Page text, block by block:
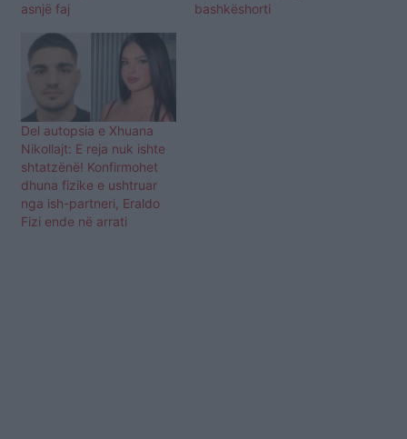
asnjë faj
bashkëshorti
Del autopsia e Xhuana
Nikollajt: E reja nuk ishte
shtatzënë! Konfirmohet
dhuna fizike e ushtruar
nga ish-partneri, Eraldo
Fizi ende në arrati